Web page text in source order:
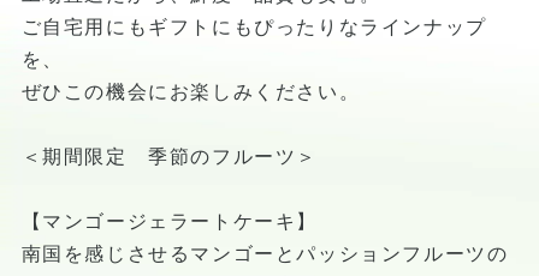
ご自宅用にもギフトにもぴったりなラインナップ
を、
ぜひこの機会にお楽しみください。
＜期間限定 季節のフルーツ＞
【マンゴージェラートケーキ】
南国を感じさせるマンゴーとパッションフルーツの